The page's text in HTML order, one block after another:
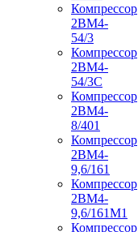
Компрессор
2ВМ4-
54/3
Компрессор
2ВМ4-
54/3С
Компрессор
2ВМ4-
8/401
Компрессор
2ВМ4-
9,6/161
Компрессор
2ВМ4-
9,6/161М1
Компрессор